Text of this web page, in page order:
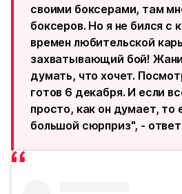
своими боксерами, там
боксеров. Но я не бился с
времен любительской
захватывающий бой!
думать, что хочет.
готов 6 декабря. И если
просто, как он думает, то
большой сюрприз", -